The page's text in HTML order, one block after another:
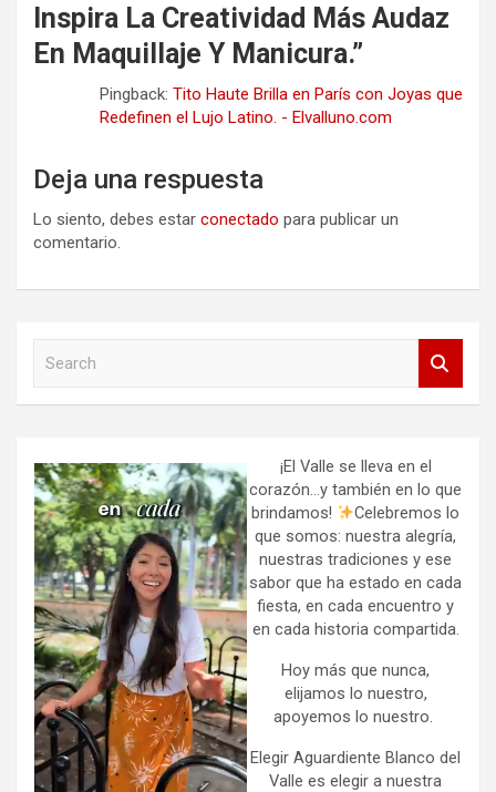
Inspira La Creatividad Más Audaz
En Maquillaje Y Manicura.”
Pingback: Tito Haute Brilla en París con Joyas que
Redefinen el Lujo Latino. - Elvalluno.com
Deja una respuesta
Lo siento, debes estar conectado para publicar un
comentario.
h
¡El Valle se lleva en el
corazón…y también en lo que
brindamos!
Celebremos lo
que somos: nuestra alegría,
nuestras tradiciones y ese
sabor que ha estado en cada
fiesta, en cada encuentro y
en cada historia compartida.
Hoy más que nunca,
elijamos lo nuestro,
apoyemos lo nuestro.
Elegir Aguardiente Blanco del
Valle es elegir a nuestra